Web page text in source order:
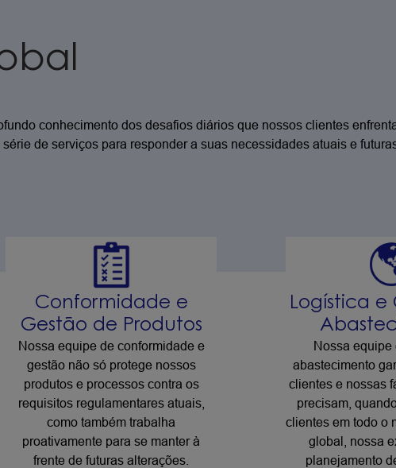
conhecimento dos desafios diários que nossos clientes
de serviços para responder a suas necessidades atuais e
Conformidade e
Gestão de Produtos
Nossa equipe de conformidade e
gestão não só protege nossos
produtos e processos contra os
requisitos regulamentares atuais,
como também trabalha
proativamente para se manter à
frente de futuras alterações.
Logística
Nossa
abastecimento
clientes e nossas
precisam,
clientes em todo o
global, nossa
planejamento